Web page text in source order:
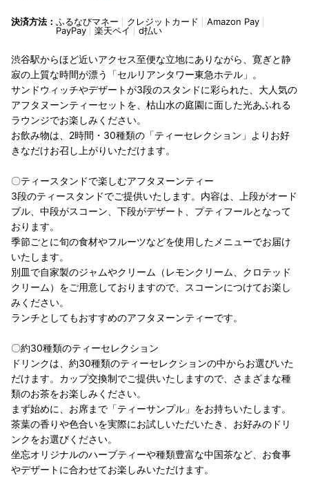
決済方法： ふるなびマネー クレジットカード
Amazon Pay
PayPay
楽天ペイ d払い
渋谷駅からほど近いアクセス至便な立地にありながら、寛ぎと静
寂の上質な時間が漂う「セルリアンタワー東急ホテル」。
サンドウィッチやデザートが3段のスタンドに彩られた、大人気の
アフタヌーンティーセットを、枯山水の庭園に面した光あふれる
ラウンジでお楽しみください。
お飲み物は、2時間・30種類の「ティーセレクション」よりお好
きなだけお召し上がりいただけます。
〇ティースタンドで楽しむアフタヌーンティー
3段のティースタンドでご提供いたします。内容は、上段がオード
ブル、中段がスコーン、下段がデザート、プティフールとなって
おります。
季節ごとに旬の食材やフルーツなどを使用したメニューでお届け
いたします。
別皿で自家製のジャムやクリーム（レモンクリーム、クロテッド
クリーム）をご用意しておりますので、スコーンにつけてお楽し
みください。
ランチとしてもおすすめのアフタヌーンティーです。
〇約30種類のティーセレクション
ドリンクは、約30種類のティーセレクションの中からお選びいた
だけます。カップ交換制でご提供いたしますので、さまざまな種
類のお茶をお楽しみください。
まず始めに、お席まで「ティーサンプル」をお持ちいたします。
茶葉の香りや色合いを実際にお試しいただいたき、お好みのドリ
ンクをお選びください。
坐忘オリジナルのハーブティーや種類豊富な中国茶など、お食事
やデザートに合わせてお楽しみいただけます。